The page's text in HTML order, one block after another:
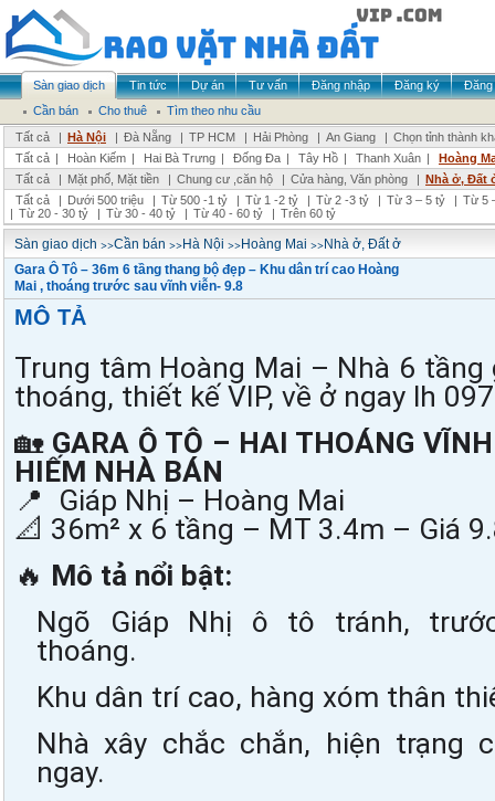
Sàn giao dịch Tin tức Dự án Tư vấn Đăng nhập Đăng ký
Đăng
Cần bán
Cho thuê
Tìm theo nhu cầu
Tất cả
| Hà Nội | Đà Nẵng | TP HCM | Hải Phòng | An Giang | Chọn tỉnh thành
Tất cả | Hoàn Kiếm | Hai Bà Trưng | Đống Đa | Tây Hồ | Thanh Xuân |
Hoàng
Tất cả
| Mặt phố, Mặt tiền | Chung cư ,căn hộ | Cửa hàng, Văn phòng | Nhà ở, Đất
Tất cả
| Dưới 500 triệu | Từ 500 -1 tỷ | Từ 1 -2 tỷ | Từ 2 -3 tỷ | Từ 3 – 5 tỷ | Từ 5
| Từ 20 - 30 tỷ | Từ 30 - 40 tỷ | Từ 40 - 60 tỷ | Trên 60 tỷ
Sàn giao dịch >>Cần bán >>Hà Nội >>Hoàng Mai >>Nhà ở, Đất ở
Gara Ô Tô – 36m 6 tầng thang bộ đẹp – Khu dân trí cao Hoàng
Mai , thoáng trước sau vĩnh viễn- 9.8
MÔ TẢ
Trung tâm Hoàng Mai – Nhà 6 tầng
thoáng, thiết kế VIP, về ở ngay lh
🏡 GARA Ô TÔ – HAI THOÁNG
HIẾM NHÀ BÁN
📍  Giáp Nhị – Hoàng Mai
📐 36m² x 6 tầng – MT 3.4m – Giá
🔥 Mô tả nổi bật:
Ngõ Giáp Nhị ô tô tránh,
thoáng.
Khu dân trí cao, hàng xóm thân
Nhà xây chắc chắn, hiện trạng
ngay.